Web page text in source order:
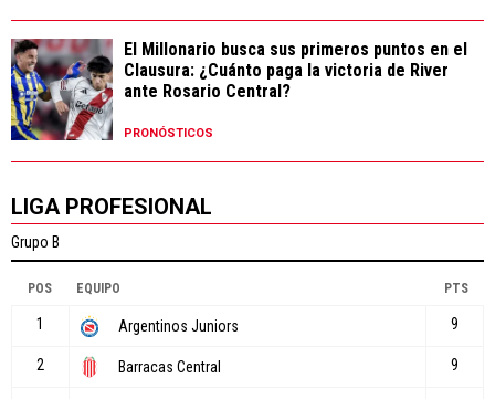
El Millonario busca sus primeros puntos en el
Clausura: ¿Cuánto paga la victoria de River
ante Rosario Central?
PRONÓSTICOS
LIGA PROFESIONAL